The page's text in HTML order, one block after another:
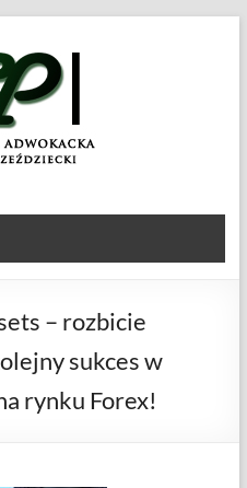
– rozbicie
sukces w
rynku Forex!